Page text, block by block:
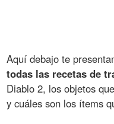
Aquí debajo te
todas las recetas de
Diablo 2, los objetos
y cuáles son los ítems